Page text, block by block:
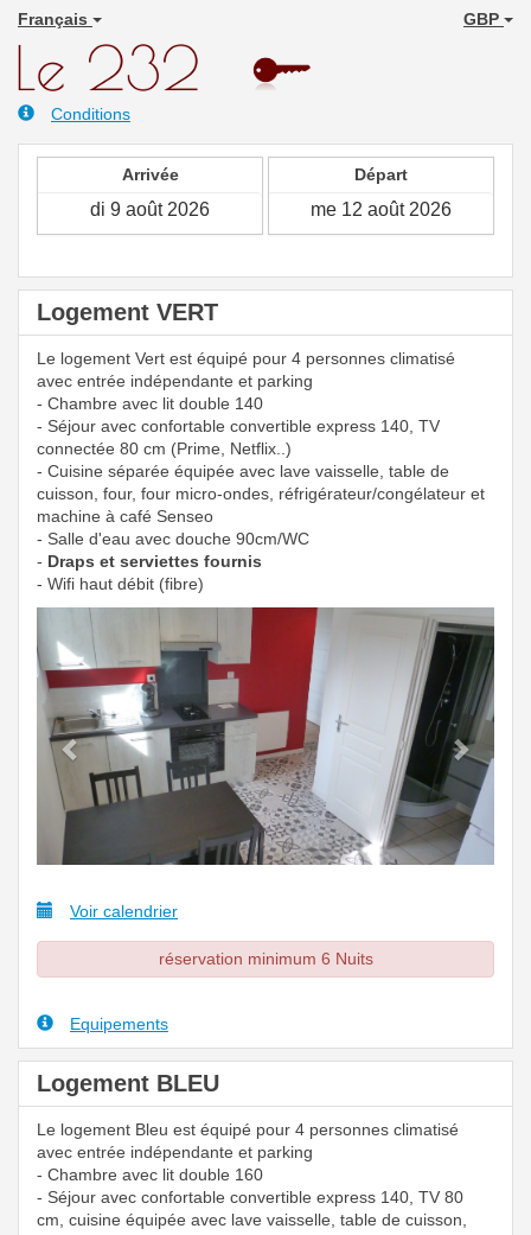
Français GBP
Conditions
Arrivée Départ
Logement VERT
Le logement Vert est équipé pour 4 personnes climatisé
avec entrée indépendante et parking
- Chambre avec lit double 140
- Séjour avec confortable convertible express 140, TV
connectée 80 cm (Prime, Netflix..)
- Cuisine séparée équipée avec lave vaisselle, table de
cuisson, four, four micro-ondes, réfrigérateur/congélateur et
machine à café Senseo
- Salle d'eau avec douche 90cm/WC
- Draps et serviettes fournis
- Wifi haut débit (fibre)
Previous Next
Voir calendrier
réservation minimum 6 Nuits
Equipements
Logement BLEU
Le logement Bleu est équipé pour 4 personnes climatisé
avec entrée indépendante et parking
- Chambre avec lit double 160
- Séjour avec confortable convertible express 140, TV 80
cm, cuisine équipée avec lave vaisselle, table de cuisson,